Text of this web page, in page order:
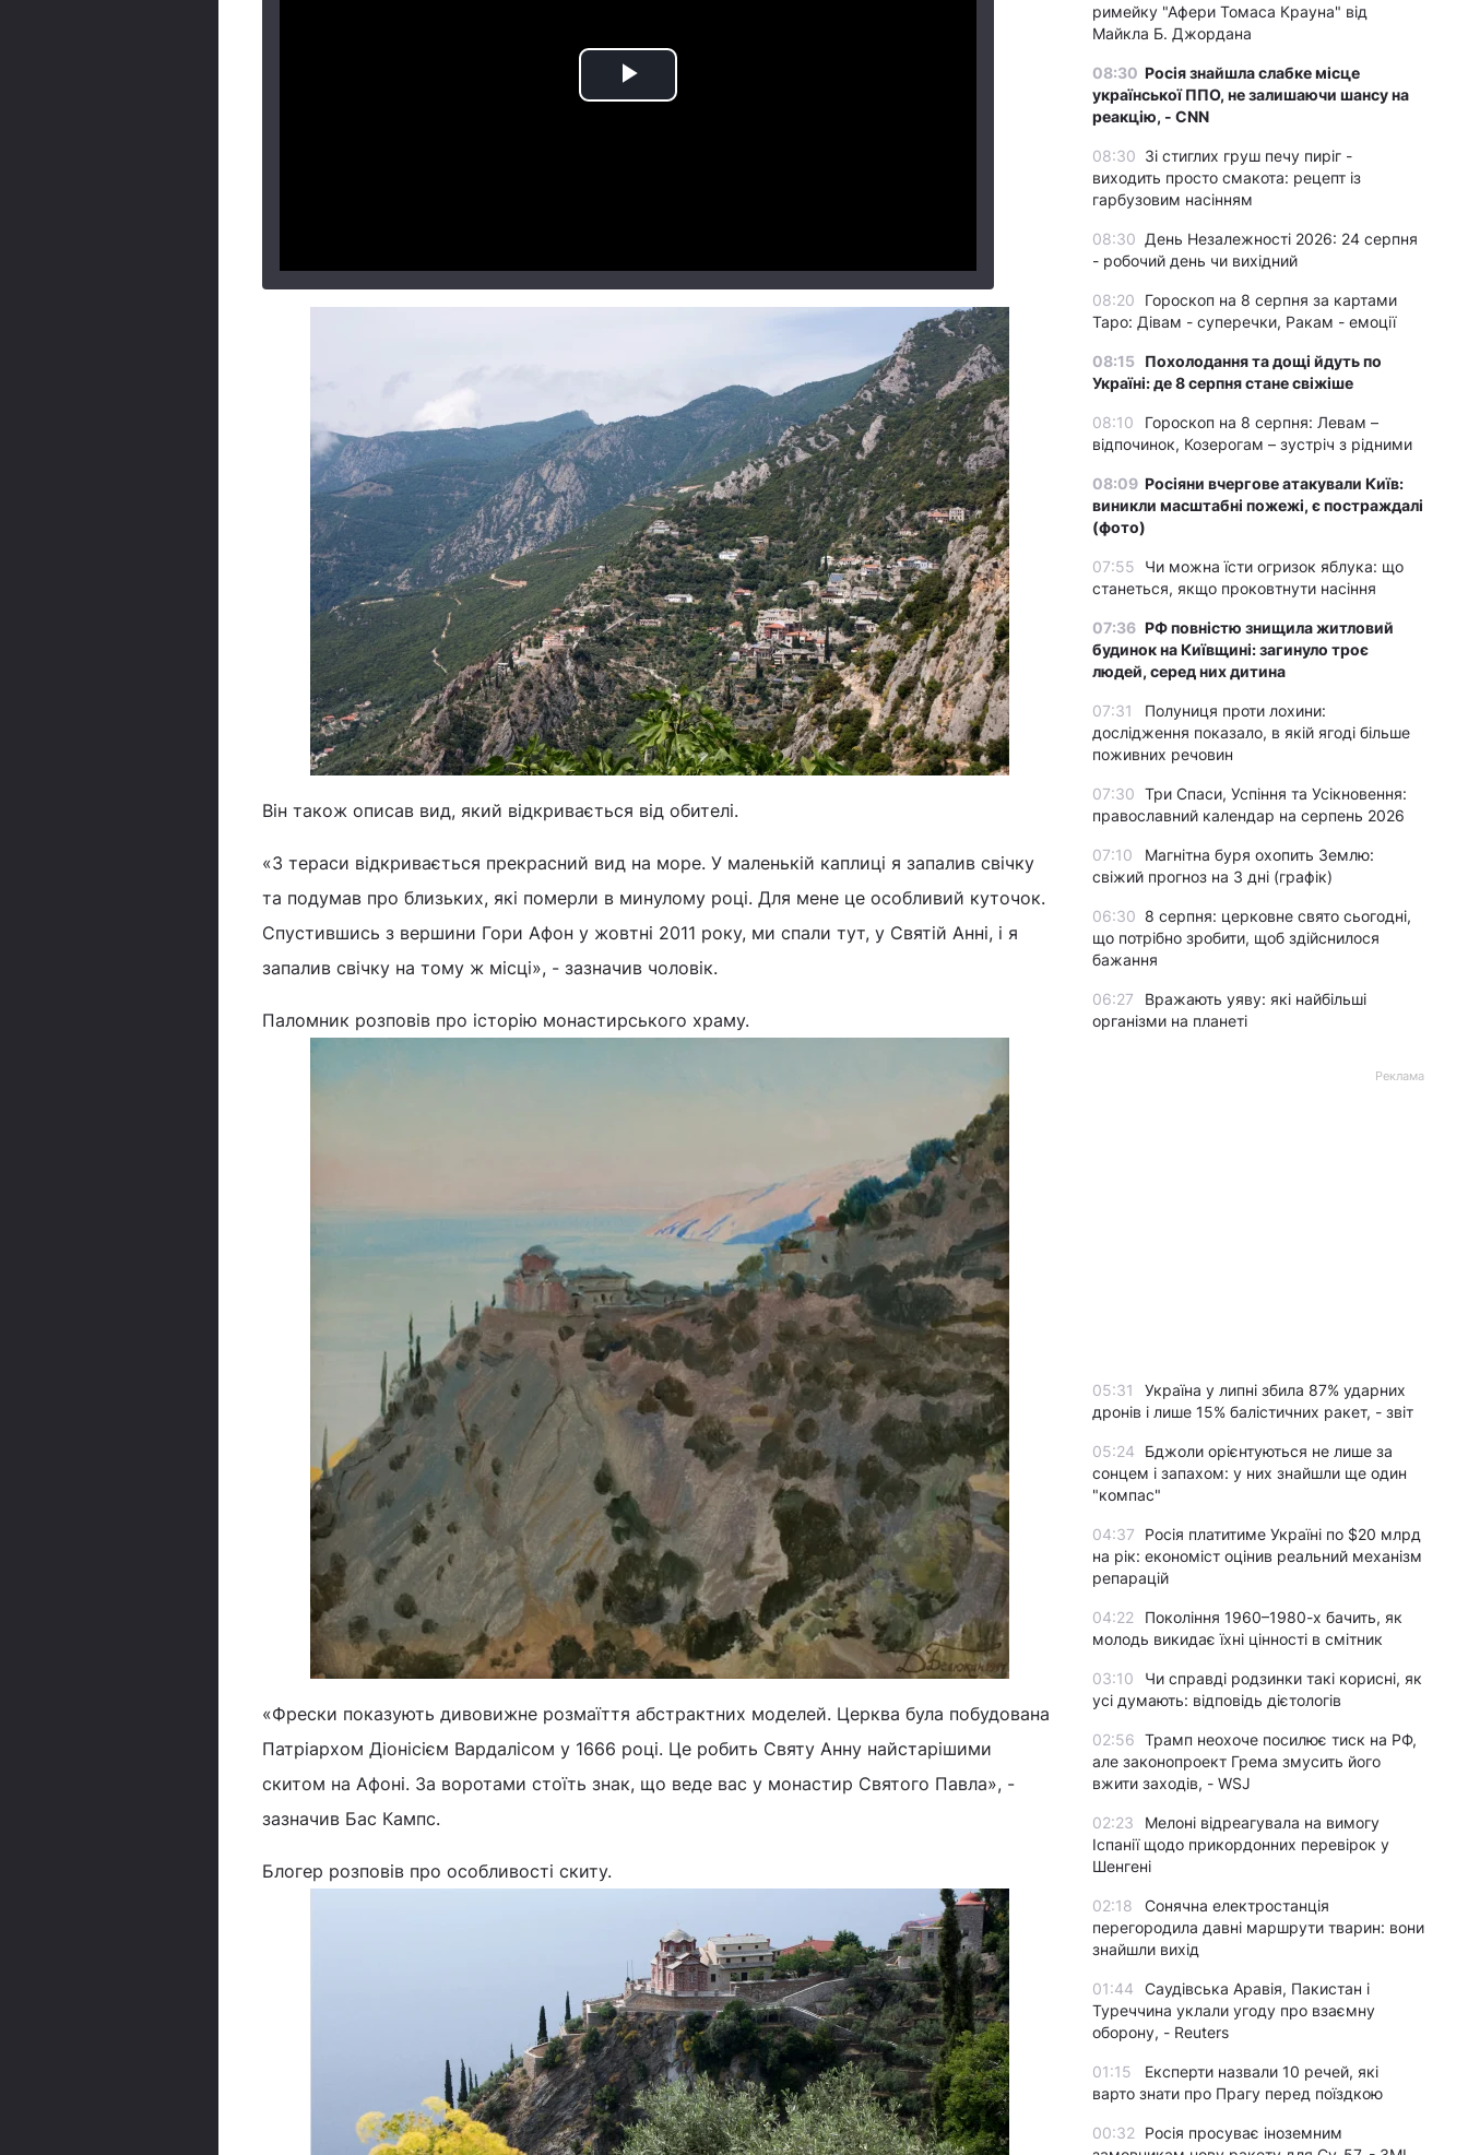
Play
Він також описав вид, який відкривається від обителі.
«З тераси відкривається прекрасний вид на море. У маленькій каплиці я запалив свічку
та подумав про близьких, які померли в минулому році. Для мене це особливий куточок.
Спустившись з вершини Гори Афон у жовтні 2011 року, ми спали тут, у Святій Анні, і я
запалив свічку на тому ж місці», - зазначив чоловік.
Паломник розповів про історію монастирського храму.
«Фрески показують дивовижне розмаїття абстрактних моделей. Церква була побудована
Патріархом Діонісієм Вардалісом у 1666 році. Це робить Святу Анну найстарішими
скитом на Афоні. За воротами стоїть знак, що веде вас у монастир Святого Павла», -
зазначив Бас Кампс.
Блогер розповів про особливості скиту.
римейку "Афери Томаса Крауна" від
Майкла Б. Джордана
08:30 Росія знайшла слабке місце
української ППО, не залишаючи шансу на
реакцію, - CNN
08:30 Зі стиглих груш печу пиріг -
виходить просто смакота: рецепт із
гарбузовим насінням
08:30 День Незалежності 2026: 24 серпня
- робочий день чи вихідний
08:20
Гороскоп на 8 серпня за картами
Таро: Дівам - суперечки, Ракам - емоції
08:15 Похолодання та дощі йдуть по
Україні: де 8 серпня стане свіжіше
08:10
Гороскоп на 8 серпня: Левам –
відпочинок, Козерогам – зустріч з рідними
08:09 Росіяни вчергове атакували Київ:
виникли масштабні пожежі, є постраждалі
(фото)
07:55
Чи можна їсти огризок яблука: що
станеться, якщо проковтнути насіння
07:36 РФ повністю знищила житловий
будинок на Київщині: загинуло троє
людей, серед них дитина
07:31
Полуниця проти лохини:
дослідження показало, в якій ягоді більше
поживних речовин
07:30 Три Спаси, Успіння та Усікновення:
православний календар на серпень 2026
07:10
Магнітна буря охопить Землю:
свіжий прогноз на 3 дні (графік)
06:30 8 серпня: церковне свято сьогодні,
що потрібно зробити, щоб здійснилося
бажання
06:27
Вражають уяву: які найбільші
організми на планеті
Реклама
05:31
Україна у липні збила 87% ударних
дронів і лише 15% балістичних ракет, - звіт
05:24
Бджоли орієнтуються не лише за
сонцем і запахом: у них знайшли ще один
"компас"
04:37
Росія платитиме Україні по $20 млрд
на рік: економіст оцінив реальний механізм
репарацій
04:22
Покоління 1960–1980-х бачить, як
молодь викидає їхні цінності в смітник
03:10
Чи справді родзинки такі корисні, як
усі думають: відповідь дієтологів
02:56 Трамп неохоче посилює тиск на РФ,
але законопроект Грема змусить його
вжити заходів, - WSJ
02:23
Мелоні відреагувала на вимогу
Іспанії щодо прикордонних перевірок у
Шенгені
02:18
Сонячна електростанція
перегородила давні маршрути тварин: вони
знайшли вихід
01:44
Саудівська Аравія, Пакистан і
Туреччина уклали угоду про взаємну
оборону, - Reuters
01:15
Експерти назвали 10 речей, які
варто знати про Прагу перед поїздкою
00:32
Росія просуває іноземним